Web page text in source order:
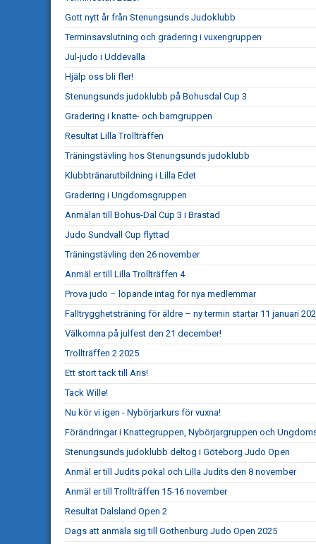
Gott nytt år från Stenungsunds Judoklubb
Terminsavslutning och gradering i vuxengruppen
Jul-judo i Uddevalla
Hjälp oss bli fler!
Stenungsunds judoklubb på Bohusdal Cup 3
Gradering i knatte- och barngruppen
Resultat Lilla Trollträffen
Träningstävling hos Stenungsunds judoklubb
Klubbtränarutbildning i Lilla Edet
Gradering i Ungdomsgruppen
Anmälan till Bohus-Dal Cup 3 i Brastad
Judo Sundvall Cup flyttad
Träningstävling den 26 november
Anmäl er till Lilla Trollträffen 4
Prova judo – löpande intag för nya medlemmar
Falltrygghetsträning för äldre – ny termin startar 11 januari
Välkomna på julfest den 21 december!
Trollträffen 2 2025
Ett stort tack till Aris!
Tack Wille!
Nu kör vi igen - Nybörjarkurs för vuxna!
Förändringar i Knattegruppen, Nybörjargruppen och
Stenungsunds judoklubb deltog i Göteborg Judo Open
Anmäl er till Judits pokal och Lilla Judits den 8 november
Anmäl er till Trollträffen 15-16 november
Resultat Dalsland Open 2
Dags att anmäla sig till Gothenburg Judo Open 2025